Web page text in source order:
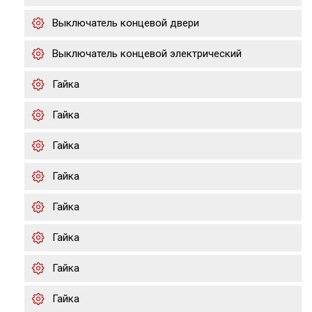
Выключатель концевой двери
Выключатель концевой электрический
Гайка
Гайка
Гайка
Гайка
Гайка
Гайка
Гайка
Гайка